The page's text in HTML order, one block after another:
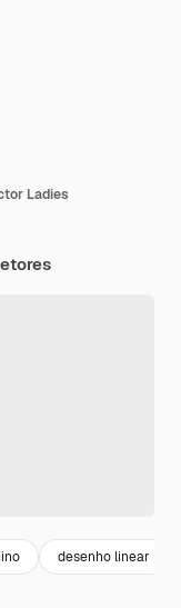
Ladies
desenho linear